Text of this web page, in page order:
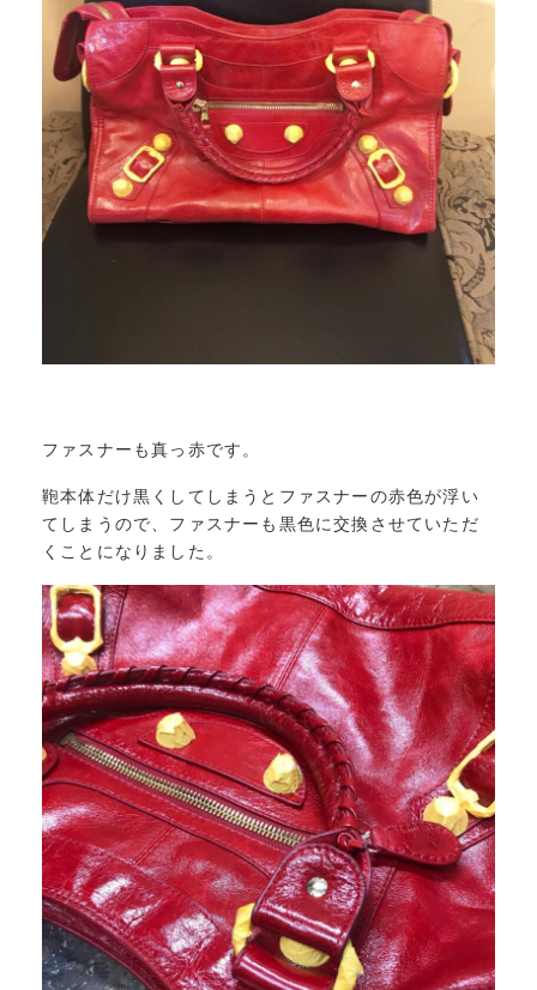
ファスナーも真っ赤です。
鞄本体だけ黒くしてしまうとファスナーの赤色が浮い
てしまうので、ファスナーも黒色に交換させていただ
くことになりました。